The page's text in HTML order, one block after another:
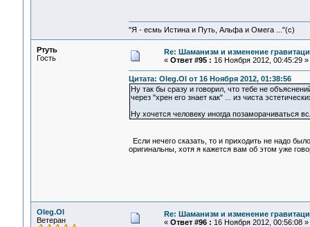
"Я - есмь Истина и Путь, Альфа и Омега ..."(с)
Ртуть
Гость
Re: Шаманизм и изменение
« Ответ #95 : 16 Ноября 2012, 00:45:29 »
Цитата: Oleg.Ol от 16 Ноября 2012, 01:38:56
Ну так бы сразу и говорил, что тебе не
через "хрен его знает как" ... из чиста
Ну хочется человеку иногда позаморачиваться
Если нечего сказать, то и приходить не надо
оригинальны, хотя я кажется вам об этом уже
Oleg.Ol
Ветеран
Re: Шаманизм и изменение
« Ответ #96 : 16 Ноября 2012, 00:56:08 »